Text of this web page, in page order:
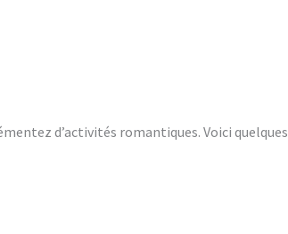
d’activités romantiques. Voici quelques